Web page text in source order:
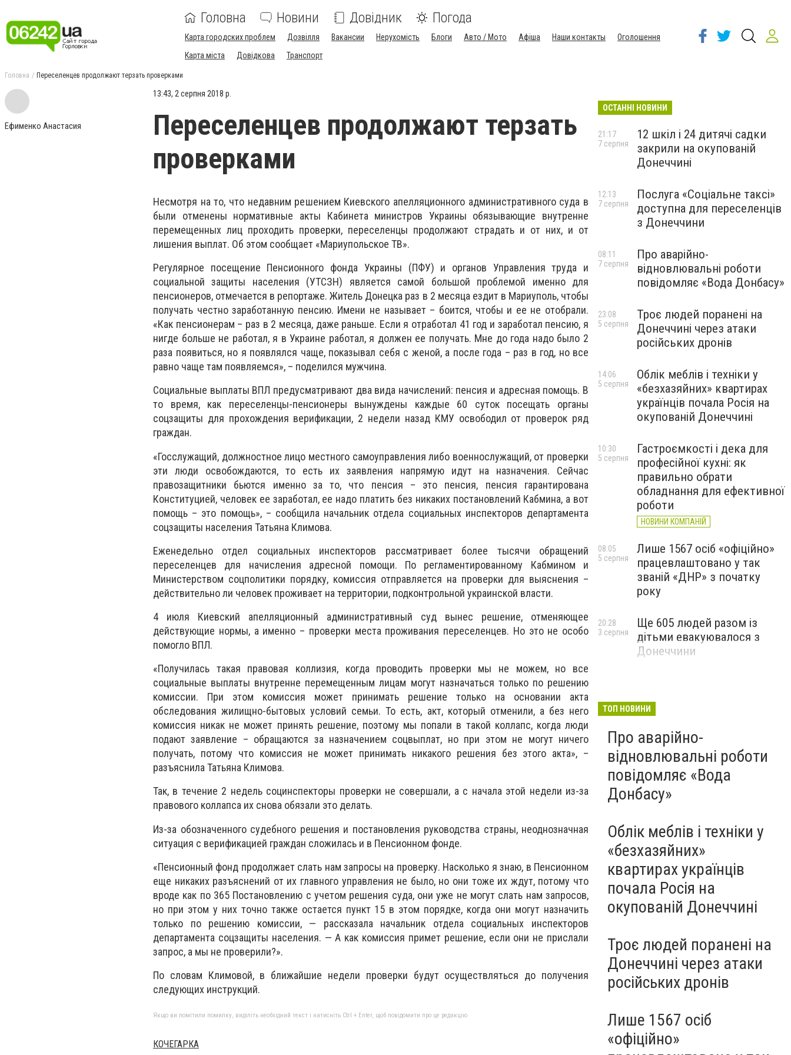
Головна Новини Довідник Погода
Карта городских проблем Дозвілля Вакансии Нерухомість Блоги Авто / Мото Афіша Наши контакты
Оголошення
Карта міста
Довідкова Транспорт
Головна Переселенцев продолжают терзать проверками
Ефименко Анастасия
13:43, 2 серпня 2018 р.
Переселенцев продолжают терзать
проверками
Несмотря на то, что недавним решением Киевского апелляционного административного суда в
были отменены нормативные акты Кабинета министров Украины обязывающие внутренне
перемещенных лиц проходить проверки, переселенцы продолжают страдать и от них, и от
лишения выплат. Об этом сообщает «Мариупольское ТВ».
Регулярное посещение Пенсионного фонда Украины (ПФУ) и органов Управления труда и
социальной защиты населения (УТСЗН) является самой большой проблемой именно для
пенсионеров, отмечается в репортаже. Житель Донецка раз в 2 месяца ездит в Мариуполь, чтобы
получать честно заработанную пенсию. Имени не называет – боится, чтобы и ее не отобрали.
«Как пенсионерам – раз в 2 месяца, даже раньше. Если я отработал 41 год и заработал пенсию, я
нигде больше не работал, я в Украине работал, я должен ее получать. Мне до года надо было 2
раза появиться, но я появлялся чаще, показывал себя с женой, а после года – раз в год, но все
равно чаще там появляемся», – поделился мужчина.
Социальные выплаты ВПЛ предусматривают два вида начислений: пенсия и адресная помощь. В
то время, как переселенцы-пенсионеры вынуждены каждые 60 суток посещать органы
соцзащиты для прохождения верификации, 2 недели назад КМУ освободил от проверок ряд
граждан.
«Госслужащий, должностное лицо местного самоуправления либо военнослужащий, от проверки
эти люди освобождаются, то есть их заявления напрямую идут на назначения. Сейчас
правозащитники бьются именно за то, что пенсия – это пенсия, пенсия гарантирована
Конституцией, человек ее заработал, ее надо платить без никаких постановлений Кабмина, а вот
помощь – это помощь», – сообщила начальник отдела социальных инспекторов департамента
соцзащиты населения Татьяна Климова.
Еженедельно отдел социальных инспекторов рассматривает более тысячи обращений
переселенцев для начисления адресной помощи. По регламентированному Кабмином и
Министерством соцполитики порядку, комиссия отправляется на проверки для выяснения –
действительно ли человек проживает на территории, подконтрольной украинской власти.
4 июля Киевский апелляционный административный суд вынес решение, отменяющее
действующие нормы, а именно – проверки места проживания переселенцев. Но это не особо
помогло ВПЛ.
«Получилась такая правовая коллизия, когда проводить проверки мы не можем, но все
социальные выплаты внутренне перемещенным лицам могут назначаться только по решению
комиссии. При этом комиссия может принимать решение только на основании акта
обследования жилищно-бытовых условий семьи. То есть, акт, который отменили, а без него
комиссия никак не может принять решение, поэтому мы попали в такой коллапс, когда люди
подают заявление – обращаются за назначением соцвыплат, но при этом не могут ничего
получать, потому что комиссия не может принимать никакого решения без этого акта», –
разъяснила Татьяна Климова.
Так, в течение 2 недель социнспекторы проверки не совершали, а с начала этой недели из-за
правового коллапса их снова обязали это делать.
Из-за обозначенного судебного решения и постановления руководства страны, неоднозначная
ситуация с верификацией граждан сложилась и в Пенсионном фонде.
«Пенсионный фонд продолжает слать нам запросы на проверку. Насколько я знаю, в Пенсионном
еще никаких разъяснений от их главного управления не было, но они тоже их ждут, потому что
вроде как по 365 Постановлению с учетом решения суда, они уже не могут слать нам запросов,
но при этом у них точно также остается пункт 15 в этом порядке, когда они могут назначить
только по решению комиссии, — рассказала начальник отдела социальных инспекторов
департамента соцзащиты населения. — А как комиссия примет решение, если они не прислали
запрос, а мы не проверили?».
По словам Климовой, в ближайшие недели проверки будут осуществляться до получения
следующих инструкций.
Якщо ви помітили помилку, виділіть необхідний текст і натисніть Ctrl + Enter, щоб повідомити про це редакцію
КОЧЕГАРКА
ОСТАННІ НОВИНИ
12 шкіл і 24 дитячі садки
закрили на окупованій
Донеччині
21:17
7 серпня
Послуга «Соціальне таксі»
доступна для переселенців
з Донеччини
12:13
7 серпня
Про аварійно-
відновлювальні роботи
повідомляє «Вода Донбасу»
08:11
7 серпня
Троє людей поранені на
Донеччині через атаки
російських дронів
23:08
5 серпня
Облік меблів і техніки у
«безхазяйних» квартирах
українців почала Росія на
окупованій Донеччині
14:06
5 серпня
Гастроємкості і дека для
професійної кухні: як
правильно обрати
обладнання для ефективної
роботи
НОВИНИ КОМПАНІЙ
10:30
5 серпня
Лише 1567 осіб «офіційно»
працевлаштовано у так
званій «ДНР» з початку
року
08:05
5 серпня
Ще 605 людей разом із
дітьми евакуювалося з
Донеччини
20:28
3 серпня
ТОП НОВИНИ
Про аварійно-
відновлювальні роботи
повідомляє «Вода
Донбасу»
Облік меблів і техніки у
«безхазяйних»
квартирах українців
почала Росія на
окупованій Донеччині
Троє людей поранені на
Донеччині через атаки
російських дронів
Лише 1567 осіб
«офіційно»